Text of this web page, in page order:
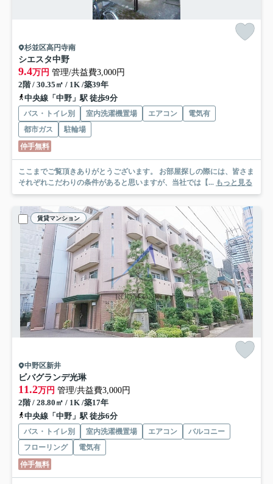
杉並区高円寺南
シエスタ中野
9.4万円 管理/共益費3,000円
2階 / 30.35㎡ / 1K /築39年
中央線「中野」駅 徒歩9分
バス・トイレ別 室内洗濯機置場 エアコン
電気有
都市ガス
駐輪場
仲手無料
ここまでご覧頂きありがとうございます。 お部屋探しの際には、皆さま
それぞれこだわりの条件があると思いますが、当社では【... もっと見る
賃貸マンション
中野区新井
ビバグランデ光琳
11.2万円 管理/共益費3,000円
2階 / 28.80㎡ / 1K /築17年
中央線「中野」駅 徒歩6分
バス・トイレ別 室内洗濯機置場 エアコン
バルコニー
フローリング
電気有
仲手無料